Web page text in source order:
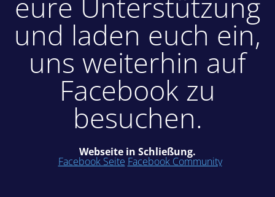
und laden euch ein,
uns weiterhin auf
Facebook zu
besuchen.
Webseite in Schließung.
Facebook Seite Facebook Community